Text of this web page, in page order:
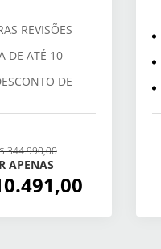
REVISÕES
DE ATÉ 10
DE
344.990,00
APENAS